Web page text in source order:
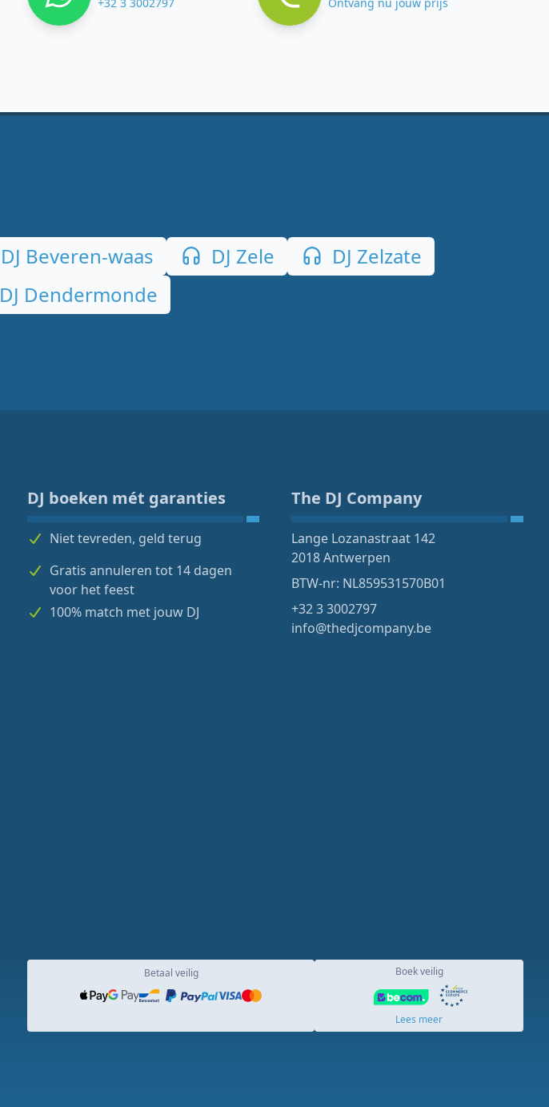
DJ Beveren-waas DJ Zele
DJ Zelzate
DJ Dendermonde
DJ boeken mét garanties
Niet tevreden, geld terug
Gratis annuleren tot 14 dagen
voor het feest
100% match met jouw DJ
The DJ Company
Lange Lozanastraat 142
2018 Antwerpen
BTW-nr: NL859531570B01
+32 3 3002797
info@thedjcompany.be
Betaal veilig Boek veilig
Lees meer